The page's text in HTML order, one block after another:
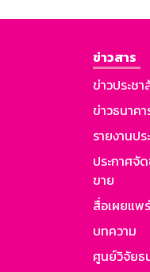
ข่าวสาร
ข่าวประช
ข่าวธนาคา
รายงานปร
ประกาศจั
ขาย
สื่อเผยแพร่
บทความ
ศูนย์วิจัยธ